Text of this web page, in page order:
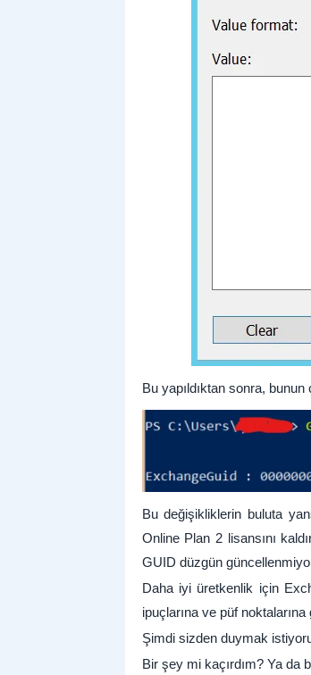
Bu yapıldıktan sonra,
Bu değişikliklerin buluta
Online Plan 2 lisansını
GUID düzgün
Daha iyi üretkenlik için
ipuçlarına ve püf noktalarına
Şimdi sizden duymak
Bir şey mi kaçırdım? Ya da